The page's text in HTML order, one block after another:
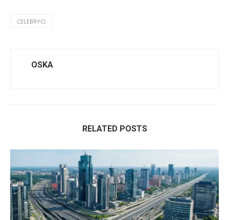
CELEBRYCI
OSKA
RELATED POSTS